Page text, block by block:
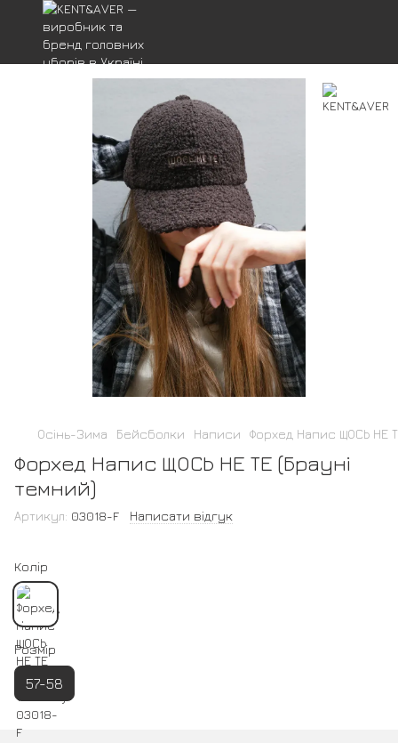
Осінь-Зима Бейсболки Написи Форхед Напис ЩОСЬ НЕ
Форхед Напис ЩОСЬ НЕ ТЕ (Брауні
темний)
Артикул: 03018-F Написати відгук
Колір
Розмір
57-58